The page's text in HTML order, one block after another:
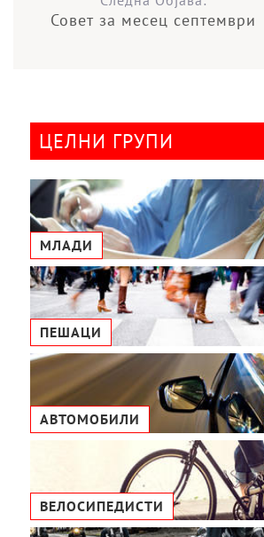
Совет за месец септември
ЦЕЛНИ ГРУПИ
МЛАДИ
ПЕШАЦИ
АВТОМОБИЛИ
ВЕЛОСИПЕДИСТИ